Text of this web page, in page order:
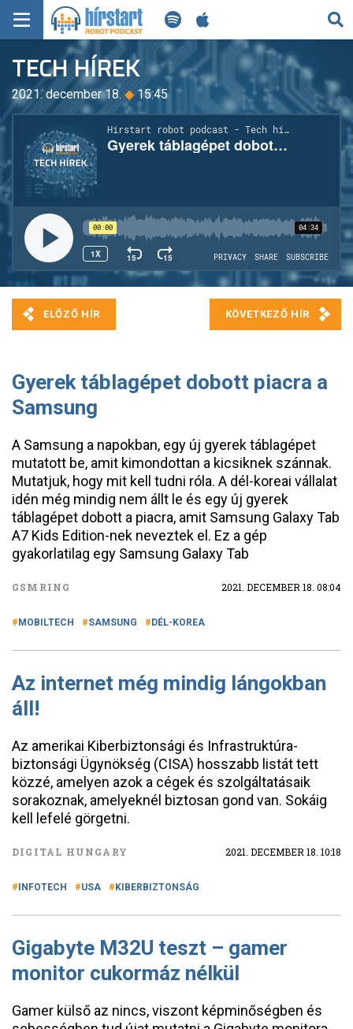
KERESÉS
KEZDŐLAP
FRISS HÍREK
TECH HÍREK
FILM-ZENE-SZÓRAKOZÁS
PLAYLIST
MI AZ A ROBOT PODCAST?
TECH HÍREK
2021. december 18.◆15:45
Gyerek táblagépet dobott piacra a
Samsung
A Samsung a napokban, egy új gyerek táblagépet
mutatott be, amit kimondottan a kicsiknek szánnak.
Mutatjuk, hogy mit kell tudni róla. A dél-koreai vállalat
idén még mindig nem állt le és egy új gyerek
táblagépet dobott a piacra, amit Samsung Galaxy Tab
A7 Kids Edition-nek neveztek el. Ez a gép
gyakorlatilag egy Samsung Galaxy Tab
GSMRING 2021. DECEMBER 18. 08:04
MOBILTECH SAMSUNG DÉL-KOREA
Az internet még mindig lángokban
áll!
Az amerikai Kiberbiztonsági és Infrastruktúra-
biztonsági Ügynökség (CISA) hosszabb listát tett
közzé, amelyen azok a cégek és szolgáltatásaik
sorakoznak, amelyeknél biztosan gond van. Sokáig
kell lefelé görgetni.
DIGITAL HUNGARY 2021. DECEMBER 18. 10:18
INFOTECH USA KIBERBIZTONSÁG
Gigabyte M32U teszt – gamer
monitor cukormáz nélkül
Gamer külső az nincs, viszont képminőségben és